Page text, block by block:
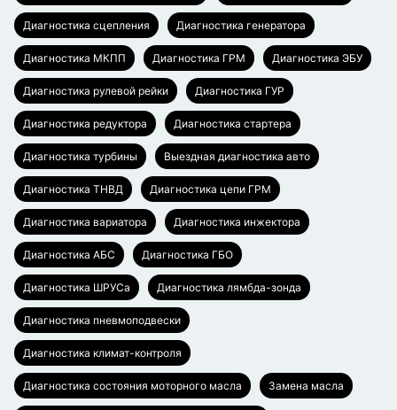
Диагностика сцепления Диагностика генератора
Диагностика МКПП Диагностика ГРМ Диагностика ЭБУ
Диагностика рулевой рейки Диагностика ГУР
Диагностика редуктора Диагностика стартера
Диагностика турбины Выездная диагностика авто
Диагностика ТНВД Диагностика цепи ГРМ
Диагностика вариатора Диагностика инжектора
Диагностика АБС Диагностика ГБО
Диагностика ШРУСа Диагностика лямбда-зонда
Диагностика пневмоподвески
Диагностика климат-контроля
Диагностика состояния моторного масла Замена масла